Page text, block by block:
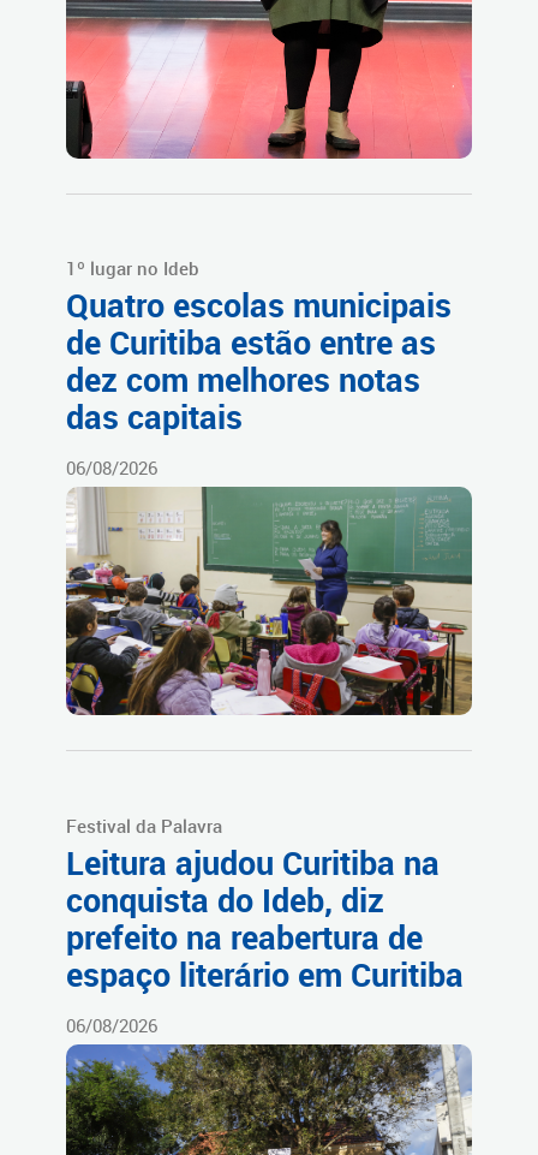
1º lugar no Ideb
Quatro escolas municipais
de Curitiba estão entre as
dez com melhores notas
das capitais
06/08/2026
Festival da Palavra
Leitura ajudou Curitiba na
conquista do Ideb, diz
prefeito na reabertura de
espaço literário em Curitiba
06/08/2026